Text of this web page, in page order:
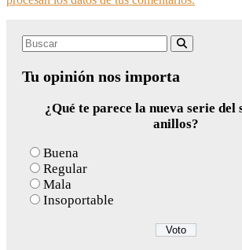
Search
Tu opinión nos importa
¿Qué te parece la nueva serie del
anillos?
Buena
Regular
Mala
Insoportable